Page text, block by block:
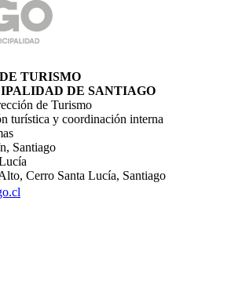
TURISMO
DE SANTIAGO
de Turismo
turística y coordinación interna
Santiago
Cerro Santa Lucía, Santiago